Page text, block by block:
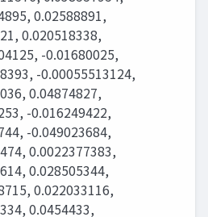
0.02588891,
0.020518338,
-0.01680025,
-0.00055513124,
0.04874827,
-0.016249422,
-0.049023684,
0.0022377383,
0.028505344,
0.022033116,
0.0454433,